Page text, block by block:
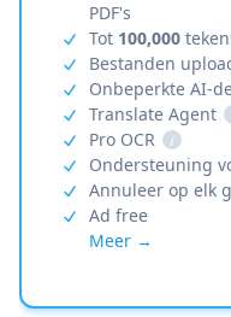
PDF's
Tot 100,000
Bestanden
Onbeperkte AI-
Translate Agent
Pro OCR
i
Ondersteuning
Annuleer op elk
Ad free
Meer →